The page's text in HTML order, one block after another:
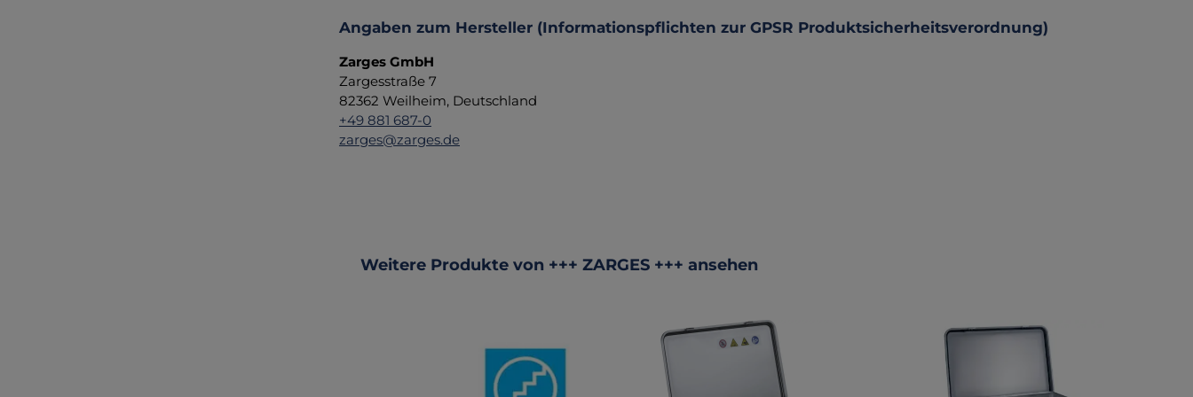
Angaben zum Hersteller (Informationspflichten zur GPSR Produktsicherheitsverordnung)
Zarges GmbH
Zargesstraße 7
82362 Weilheim, Deutschland
+49 881 687-0
zarges@zarges.de
Produktgalerie überspringen
Weitere Produkte von +++ ZARGES +++ ansehen